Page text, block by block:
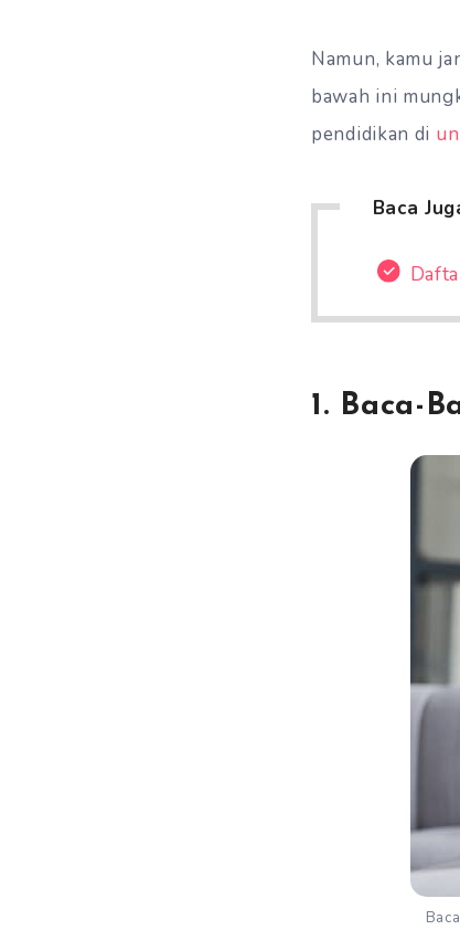
Namun, kamu
bawah ini
pendidikan di
Baca
1. Baca-